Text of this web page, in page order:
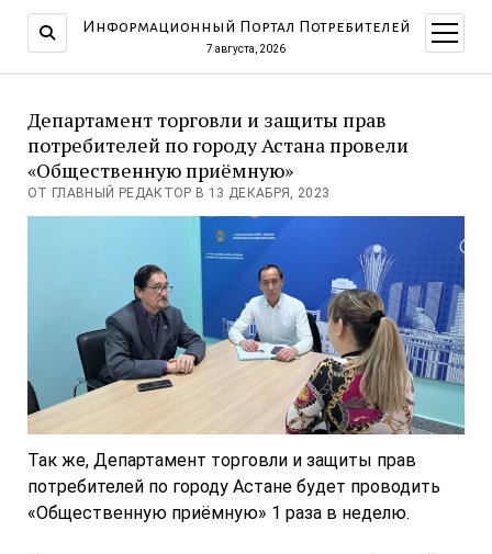
Информационный Портал Потребителей
7 августа, 2026
меню
Департамент торговли и защиты прав
потребителей по городу Астана провели
«Общественную приёмную»
ОТ ГЛАВНЫЙ РЕДАКТОР В 13 ДЕКАБРЯ, 2023
Так же, Департамент торговли и защиты прав
потребителей по городу Астане будет проводить
«Общественную приёмную» 1 раза в неделю.